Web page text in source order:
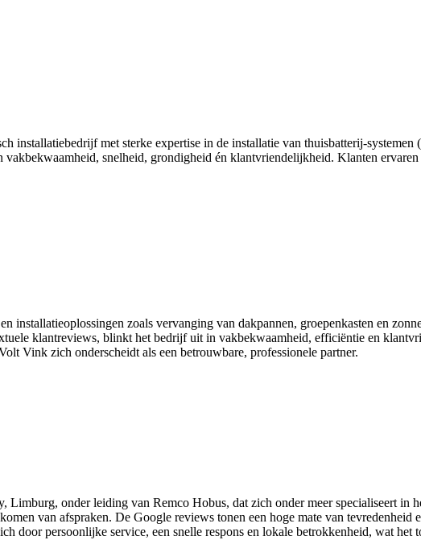
installatiebedrijf met sterke expertise in de installatie van
snelheid, grondigheid én klantvriendelijkheid. Klanten
zoals vervanging van dakpannen, groepenkasten en
klantreviews, blinkt het bedrijf uit in vakbekwaamheid, efficiëntie en
Vink zich onderscheidt als een betrouwbare, professionele partner.
onder leiding van Remco Hobus, dat zich onder meer specialiseert in
van afspraken. De Google reviews tonen een hoge mate van tevredenheid
door persoonlijke service, een snelle respons en lokale betrokkenheid, wat het